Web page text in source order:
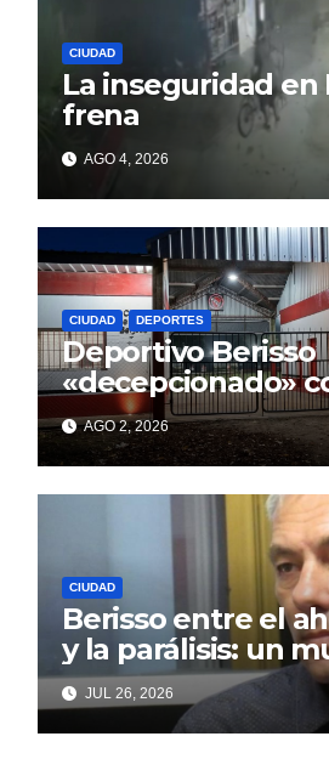
CIUDAD
La inseguridad en
frena
AGO 4, 2026
CIUDAD DEPORTES
Deportivo Berisso
«decepcionado»
Cagliardi y sus
incumplidas
AGO 2, 2026
CIUDAD
Berisso entre el
y la parálisis: un
acorralado por la
gestión y el
vecino
JUL 26, 2026